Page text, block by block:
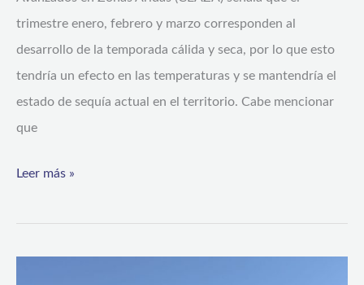
trimestre enero, febrero y marzo corresponden al
desarrollo de la temporada cálida y seca, por lo que esto
tendría un efecto en las temperaturas y se mantendría el
estado de sequía actual en el territorio. Cabe mencionar
que
encima
del
rango
normal
en
interiores
Región
Leer más »